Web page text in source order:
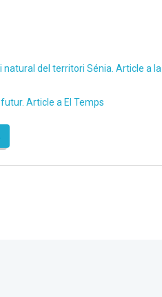
natural del territori Sénia. Article a la
Article a El Temps